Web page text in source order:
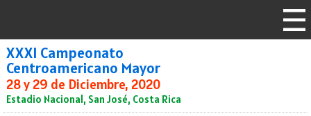
XXXI Campeonato
Centroamericano Mayor
28 y 29 de Diciembre, 2020
Estadio Nacional, San José, Costa Rica